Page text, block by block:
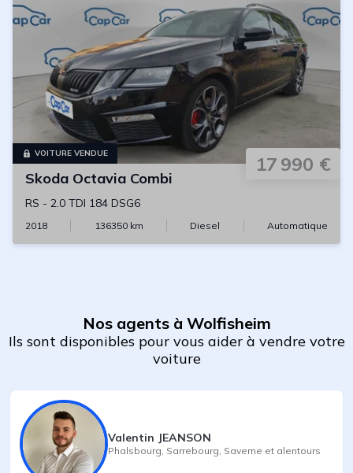
VOITURE VENDUE 17 990 €
Skoda Octavia Combi
RS - 2.0 TDI 184 DSG6
2018 136350km Diesel Automatique
Nos agents à Wolfisheim
Ils sont disponibles pour vous aider à vendre votre
voiture
Valentin JEANSON
Phalsbourg Sarrebourg Saverne et alentours